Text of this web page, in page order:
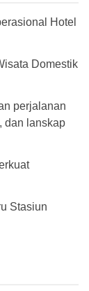
Hotel
Domestik
perjalanan
dan lanskap
Stasiun